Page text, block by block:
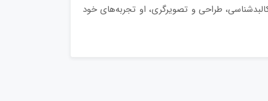
طراحی و تصویرگری، او تجربه‌های خود